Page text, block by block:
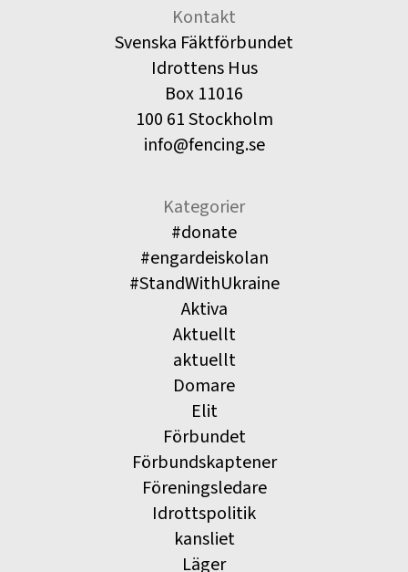
Kontakt
Svenska Fäktförbundet
Idrottens Hus
Box 11016
100 61 Stockholm
info@fencing.se
Kategorier
#donate
#engardeiskolan
#StandWithUkraine
Aktiva
Aktuellt
aktuellt
Domare
Elit
Förbundet
Förbundskaptener
Föreningsledare
Idrottspolitik
kansliet
Läger